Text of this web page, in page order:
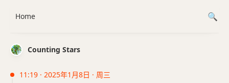
Counting Stars
11:19 · 2025年1月8日 · 周三
Home